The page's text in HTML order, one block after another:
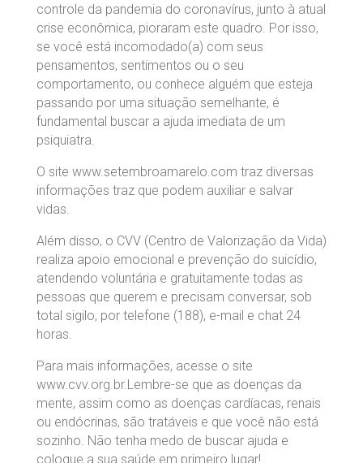
controle da pandemia do coronavírus, junto à atual
crise econômica, pioraram este quadro. Por isso,
se você está incomodado(a) com seus
pensamentos, sentimentos ou o seu
comportamento, ou conhece alguém que esteja
passando por uma situação semelhante, é
fundamental buscar a ajuda imediata de um
psiquiatra.
O site www.setembroamarelo.com traz diversas
informações traz que podem auxiliar e salvar
vidas.
Além disso, o CVV (Centro de Valorização da Vida)
realiza apoio emocional e prevenção do suicídio,
atendendo voluntária e gratuitamente todas as
pessoas que querem e precisam conversar, sob
total sigilo, por telefone (188), e-mail e chat 24
horas.
Para mais informações, acesse o site
www.cvv.org.br.Lembre-se que as doenças da
mente, assim como as doenças cardíacas, renais
ou endócrinas, são tratáveis e que você não está
sozinho. Não tenha medo de buscar ajuda e
coloque a sua saúde em primeiro lugar!